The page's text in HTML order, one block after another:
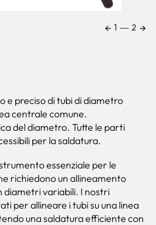
← 1 ― 2 →
e preciso di tubi di diametro
centrale comune.
del diametro. Tutte le parti
per la saldatura.
essenziale per le
richiedono un allineamento
diametri variabili. I nostri
per allineare i tubi su una linea
una saldatura efficiente con